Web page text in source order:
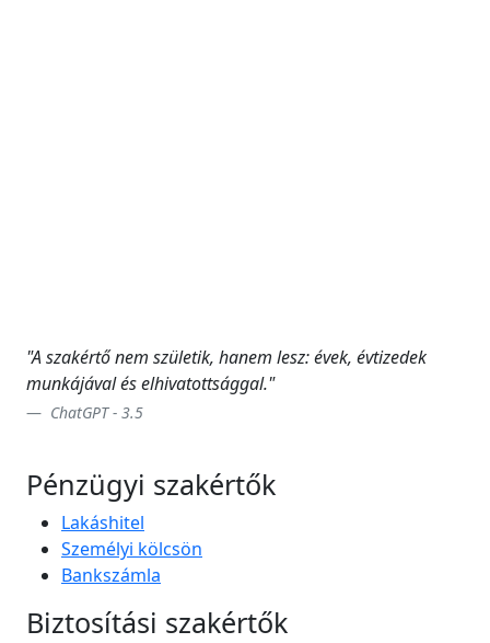
"A szakértő nem születik, hanem lesz: évek, évtizedek
munkájával és elhivatottsággal."
ChatGPT - 3.5
Pénzügyi szakértők
Lakáshitel
Személyi kölcsön
Bankszámla
Biztosítási szakértők